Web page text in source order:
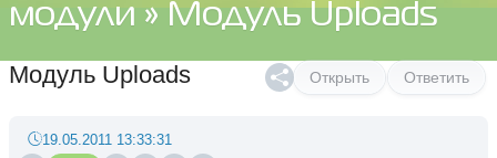
модули » Модуль Uploads
Открыть Ответить
Модуль Uploads
19.05.2011 13:33:31